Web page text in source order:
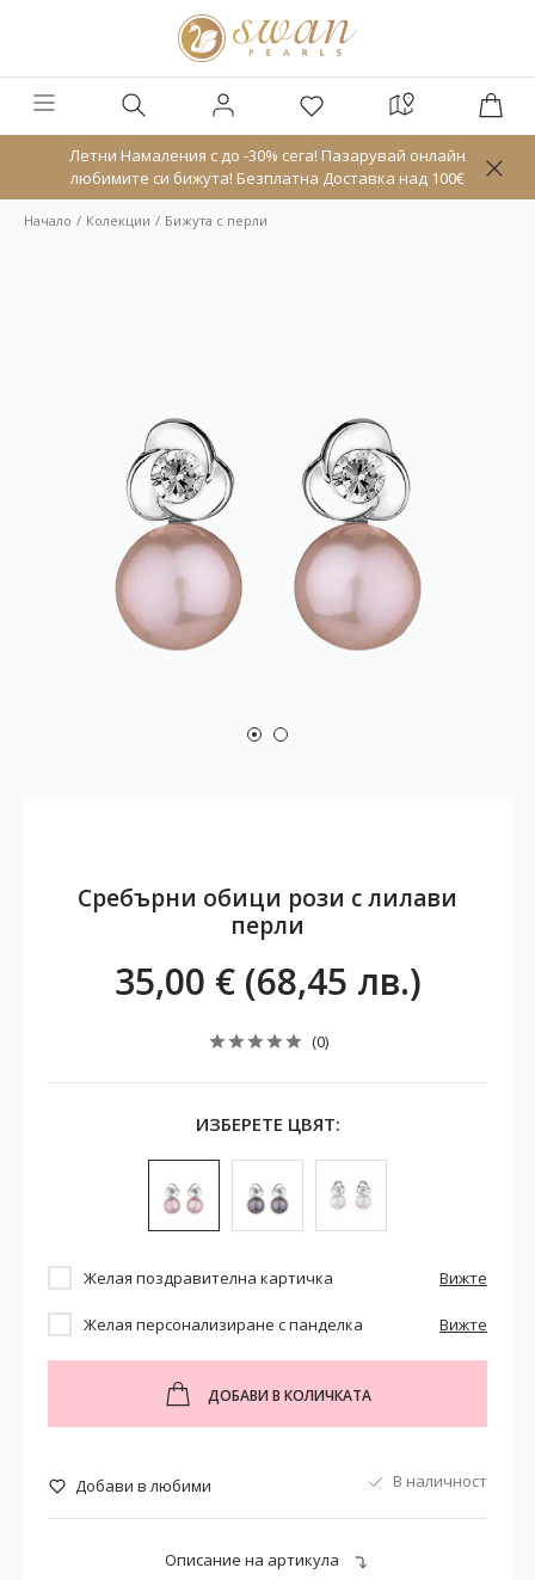
Летни Намаления с до -30% сега! Пазарувай онлайн
любимите си бижута! Безплатна Доставка над 100€
Начало Колекции Бижута с перли
Сребърни обици рози с лилави
перли
35,00 € (68,45 лв.)
(0)
ИЗБЕРЕТЕ ЦВЯТ:
Желая поздравителна картичка Вижте
Желая персонализиране с панделка Вижте
ДОБАВИ В КОЛИЧКАТА
Добави в любими В наличност
Описание на артикула